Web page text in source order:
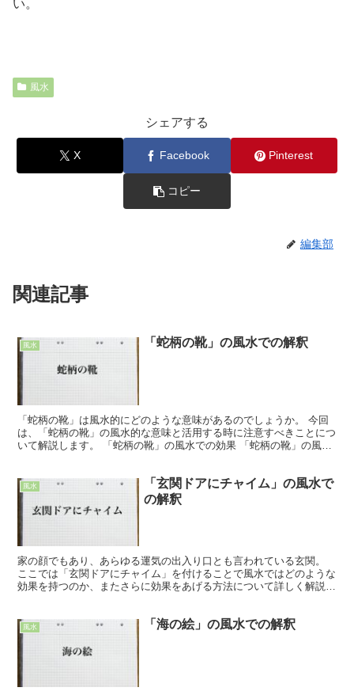
い。
風水
シェアする
X Facebook Pinterest
コピー
編集部
関連記事
風水 「蛇柄の靴」の風水での解釈
「蛇柄の靴」は風水的にどのような意味があるのでしょうか。 今回
は、「蛇柄の靴」の風水的な意味と活用する時に注意すべきことにつ
いて解説します。 「蛇柄の靴」の風水での効果 「蛇柄の靴」の風水
風水
「玄関ドアにチャイム」の風水で
の解釈
家の顔でもあり、あらゆる運気の出入り口とも言われている玄関。
ここでは「玄関ドアにチャイム」を付けることで風水ではどのような
効果を持つのか、またさらに効果をあげる方法について詳しく解説し
風水 「海の絵」の風水での解釈